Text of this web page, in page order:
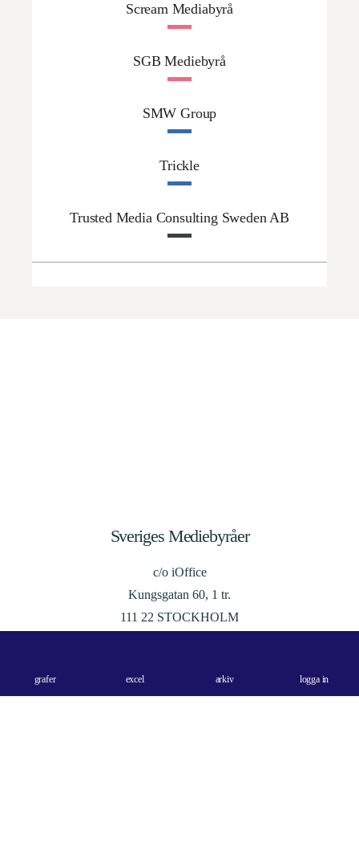
grafer excel arkiv logga in
Scream Mediabyrå
SGB Mediebyrå
SMW Group
Trickle
Trusted Media Consulting Sweden AB
Sveriges Mediebyråer
c/o iOffice
Kungsgatan 60, 1 tr.
111 22 STOCKHOLM
StockholmMediaWeek